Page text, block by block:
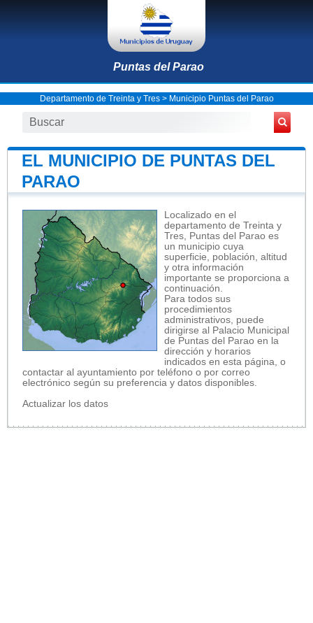
Puntas del Parao
Departamento de Treinta y Tres> Municipio Puntas del Parao
EL MUNICIPIO DE PUNTAS DEL
PARAO
Localizado en el
departamento de Treinta y
Tres, Puntas del Parao es
un municipio cuya
superficie, población, altitud
y otra información
importante se proporciona a
continuación.
Para todos sus
procedimientos
administrativos, puede
dirigirse al Palacio Municipal
de Puntas del Parao en la
dirección y horarios
indicados en esta página, o
contactar al ayuntamiento por teléfono o por correo
electrónico según su preferencia y datos disponibles.
Actualizar los datos